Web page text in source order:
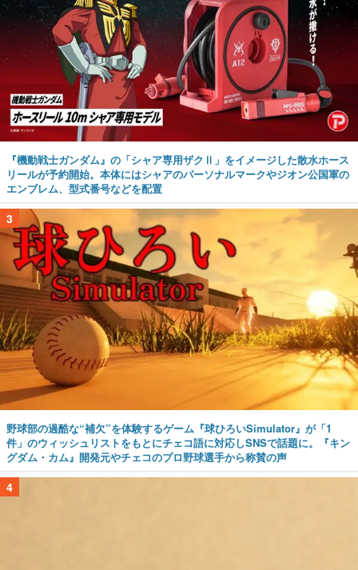
『機動戦士ガンダム』の「シャア専用ザクⅡ」をイメージした散水ホース
リールが予約開始。本体にはシャアのパーソナルマークやジオン公国軍の
エンブレム、型式番号などを配置
3
野球部の過酷な“補欠”を体験するゲーム『球ひろいSimulator』が「1
件」のウィッシュリストをもとにチェコ語に対応しSNSで話題に。『キン
グダム・カム』開発元やチェコのプロ野球選手から称賛の声
4